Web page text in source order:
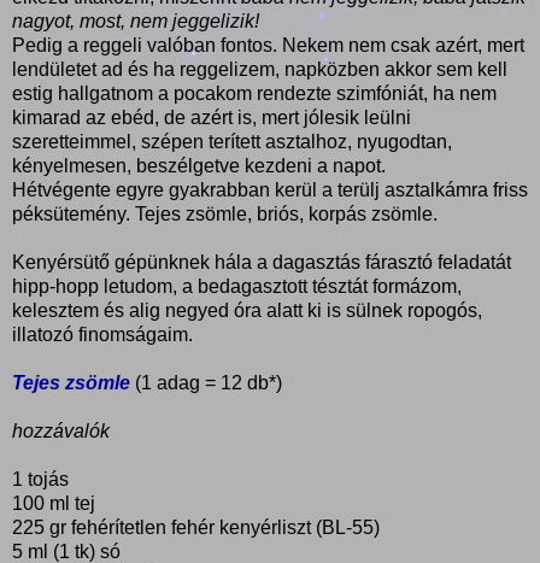
nagyot, most, nem jeggelizik!
Pedig a reggeli valóban fontos. Nekem nem csak azért, mert
lendületet ad és ha reggelizem, napközben akkor sem kell
estig hallgatnom a pocakom rendezte szimfóniát, ha nem
kimarad az ebéd, de azért is, mert jólesik leülni
szeretteimmel, szépen terített asztalhoz, nyugodtan,
kényelmesen, beszélgetve kezdeni a napot.
Hétvégente egyre gyakrabban kerül a terülj asztalkámra friss
péksütemény. Tejes zsömle, briós, korpás zsömle.
Kenyérsütő gépünknek hála a dagasztás fárasztó feladatát
hipp-hopp letudom, a bedagasztott tésztát formázom,
kelesztem és alig negyed óra alatt ki is sülnek ropogós,
illatozó finomságaim.
Tejes zsömle (1 adag = 12 db*)
hozzávalók
1 tojás
100 ml tej
225 gr fehérítetlen fehér kenyérliszt (BL-55)
5 ml (1 tk) só